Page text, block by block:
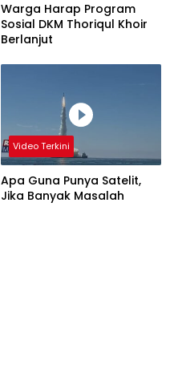
Warga Harap Program
Sosial DKM Thoriqul Khoir
Berlanjut
Video Terkini
Apa Guna Punya Satelit,
Jika Banyak Masalah